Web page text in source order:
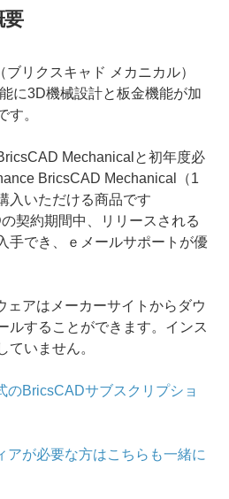
要
リクスキャド メカニカル）
に3D機械設計と板金機能が加
す。
Mechanicalと初年度必
BricsCAD Mechanical（1
入いただける商品です
契約期間中、リリースされる
手でき、ｅメールサポートが優
ェアはメーカーサイトからダウ
ルすることができます。インス
ていません。
のBricsCADサブスクリプショ
アが必要な方はこちらも一緒に